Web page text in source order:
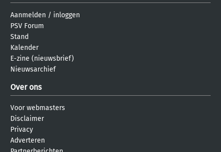
Aanmelden / inloggen
PSV Forum
Stand
Kalender
E-zine (nieuwsbrief)
Nieuwsarchief
Over ons
Voor webmasters
Disclaimer
Privacy
Adverteren